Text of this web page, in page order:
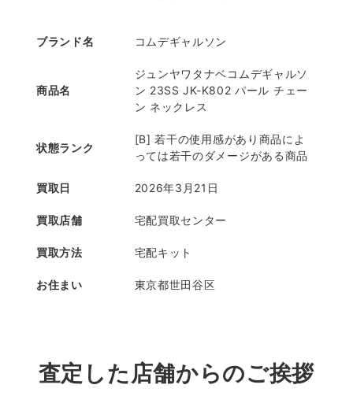
ブランド名 コムデギャルソン
商品名
ジュンヤワタナベコムデギャルソ
ン 23SS JK-K802 パール チェー
ン ネックレス
状態ランク
[B] 若干の使用感があり商品によ
っては若干のダメージがある商品
買取日 2026年3月21日
買取店舗 宅配買取センター
買取方法 宅配キット
お住まい 東京都世田谷区
査定した店舗からのご挨拶